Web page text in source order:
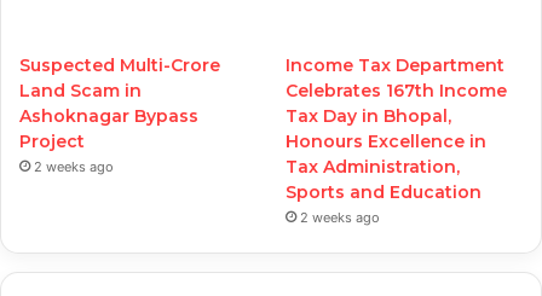
Suspected Multi-Crore
Land Scam in
Ashoknagar Bypass
Project
2 weeks ago
Income Tax Department
Celebrates 167th Income
Tax Day in Bhopal,
Honours Excellence in
Tax Administration,
Sports and Education
2 weeks ago